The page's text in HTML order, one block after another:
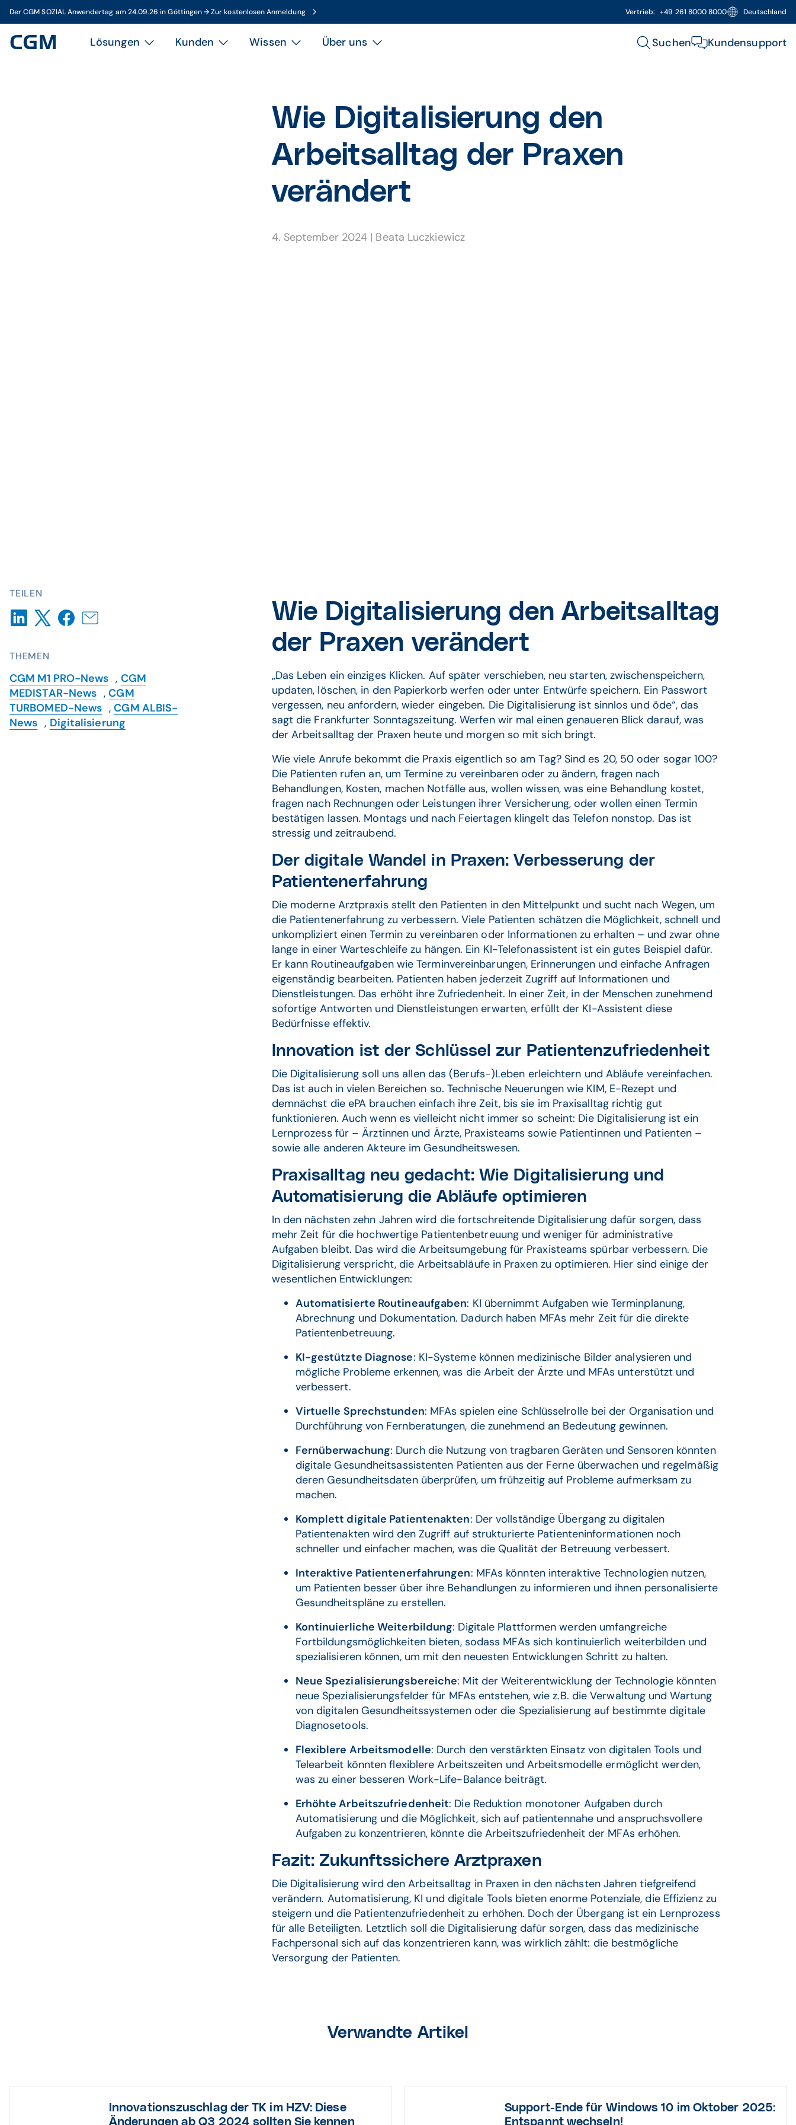
Der CGM SOZIAL Anwendertag am 24.09.26 in Göttingen → Zur kostenlosen Anmeldung Vertrieb: +49 261 8000 8000 Deutschland
Lösungen Kunden Wissen Über uns Suchen Kundensupport
Wie Digitalisierung den
Arbeitsalltag der Praxen
verändert
4. September 2024 | Beata Luczkiewicz
TEILEN
THEMEN
CGM M1 PRO-News , CGM
MEDISTAR-News ,CGM
TURBOMED-News ,CGM ALBIS-
News , Digitalisierung
Wie Digitalisierung den Arbeitsalltag
der Praxen verändert
„Das Leben ein einziges Klicken. Auf später verschieben, neu starten, zwischenspeichern,
updaten, löschen, in den Papierkorb werfen oder unter Entwürfe speichern. Ein Passwort
vergessen, neu anfordern, wieder eingeben. Die Digitalisierung ist sinnlos und öde“, das
sagt die Frankfurter Sonntagszeitung. Werfen wir mal einen genaueren Blick darauf, was
der Arbeitsalltag der Praxen heute und morgen so mit sich bringt.
Wie viele Anrufe bekommt die Praxis eigentlich so am Tag? Sind es 20, 50 oder sogar 100?
Die Patienten rufen an, um Termine zu vereinbaren oder zu ändern, fragen nach
Behandlungen, Kosten, machen Notfälle aus, wollen wissen, was eine Behandlung kostet,
fragen nach Rechnungen oder Leistungen ihrer Versicherung, oder wollen einen Termin
bestätigen lassen. Montags und nach Feiertagen klingelt das Telefon nonstop. Das ist
stressig und zeitraubend.
Der digitale Wandel in Praxen: Verbesserung der
Patientenerfahrung
Die moderne Arztpraxis stellt den Patienten in den Mittelpunkt und sucht nach Wegen, um
die Patientenerfahrung zu verbessern. Viele Patienten schätzen die Möglichkeit, schnell und
unkompliziert einen Termin zu vereinbaren oder Informationen zu erhalten – und zwar ohne
lange in einer Warteschleife zu hängen. Ein KI-Telefonassistent ist ein gutes Beispiel dafür.
Er kann Routineaufgaben wie Terminvereinbarungen, Erinnerungen und einfache Anfragen
eigenständig bearbeiten. Patienten haben jederzeit Zugriff auf Informationen und
Dienstleistungen. Das erhöht ihre Zufriedenheit. In einer Zeit, in der Menschen zunehmend
sofortige Antworten und Dienstleistungen erwarten, erfüllt der KI-Assistent diese
Bedürfnisse effektiv.
Innovation ist der Schlüssel zur Patientenzufriedenheit
Die Digitalisierung soll uns allen das (Berufs-)Leben erleichtern und Abläufe vereinfachen.
Das ist auch in vielen Bereichen so. Technische Neuerungen wie KIM, E-Rezept und
demnächst die ePA brauchen einfach ihre Zeit, bis sie im Praxisalltag richtig gut
funktionieren. Auch wenn es vielleicht nicht immer so scheint: Die Digitalisierung ist ein
Lernprozess für – Ärztinnen und Ärzte, Praxisteams sowie Patientinnen und Patienten –
sowie alle anderen Akteure im Gesundheitswesen.
Praxisalltag neu gedacht: Wie Digitalisierung und
Automatisierung die Abläufe optimieren
In den nächsten zehn Jahren wird die fortschreitende Digitalisierung dafür sorgen, dass
mehr Zeit für die hochwertige Patientenbetreuung und weniger für administrative
Aufgaben bleibt. Das wird die Arbeitsumgebung für Praxisteams spürbar verbessern. Die
Digitalisierung verspricht, die Arbeitsabläufe in Praxen zu optimieren. Hier sind einige der
wesentlichen Entwicklungen:
Automatisierte Routineaufgaben: KI übernimmt Aufgaben wie Terminplanung,
Abrechnung und Dokumentation. Dadurch haben MFAs mehr Zeit für die direkte
Patientenbetreuung.
KI-gestützte Diagnose: KI-Systeme können medizinische Bilder analysieren und
mögliche Probleme erkennen, was die Arbeit der Ärzte und MFAs unterstützt und
verbessert.
Virtuelle Sprechstunden: MFAs spielen eine Schlüsselrolle bei der Organisation und
Durchführung von Fernberatungen, die zunehmend an Bedeutung gewinnen.
Fernüberwachung: Durch die Nutzung von tragbaren Geräten und Sensoren könnten
digitale Gesundheitsassistenten Patienten aus der Ferne überwachen und regelmäßig
deren Gesundheitsdaten überprüfen, um frühzeitig auf Probleme aufmerksam zu
machen.
Komplett digitale Patientenakten: Der vollständige Übergang zu digitalen
Patientenakten wird den Zugriff auf strukturierte Patienteninformationen noch
schneller und einfacher machen, was die Qualität der Betreuung verbessert.
Interaktive Patientenerfahrungen: MFAs könnten interaktive Technologien nutzen,
um Patienten besser über ihre Behandlungen zu informieren und ihnen personalisierte
Gesundheitspläne zu erstellen.
Kontinuierliche Weiterbildung: Digitale Plattformen werden umfangreiche
Fortbildungsmöglichkeiten bieten, sodass MFAs sich kontinuierlich weiterbilden und
spezialisieren können, um mit den neuesten Entwicklungen Schritt zu halten.
Neue Spezialisierungsbereiche: Mit der Weiterentwicklung der Technologie könnten
neue Spezialisierungsfelder für MFAs entstehen, wie z.B. die Verwaltung und Wartung
von digitalen Gesundheitssystemen oder die Spezialisierung auf bestimmte digitale
Diagnosetools.
Flexiblere Arbeitsmodelle: Durch den verstärkten Einsatz von digitalen Tools und
Telearbeit könnten flexiblere Arbeitszeiten und Arbeitsmodelle ermöglicht werden,
was zu einer besseren Work-Life-Balance beiträgt.
Erhöhte Arbeitszufriedenheit: Die Reduktion monotoner Aufgaben durch
Automatisierung und die Möglichkeit, sich auf patientennahe und anspruchsvollere
Aufgaben zu konzentrieren, könnte die Arbeitszufriedenheit der MFAs erhöhen.
Fazit: Zukunftssichere Arztpraxen
Die Digitalisierung wird den Arbeitsalltag in Praxen in den nächsten Jahren tiefgreifend
verändern. Automatisierung, KI und digitale Tools bieten enorme Potenziale, die Effizienz zu
steigern und die Patientenzufriedenheit zu erhöhen. Doch der Übergang ist ein Lernprozess
für alle Beteiligten. Letztlich soll die Digitalisierung dafür sorgen, dass das medizinische
Fachpersonal sich auf das konzentrieren kann, was wirklich zählt: die bestmögliche
Versorgung der Patienten.
Verwandte Artikel
Innovationszuschlag der TK im HZV: Diese
Änderungen ab Q3 2024 sollten Sie kennen
Support-Ende für Windows 10 im Oktober 2025:
Entspannt wechseln!